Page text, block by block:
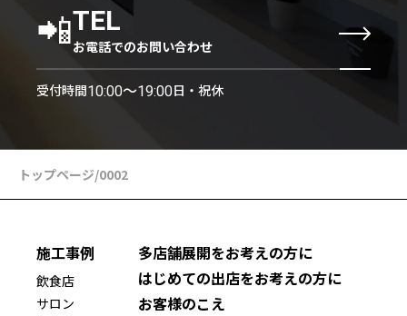
📲TEL
お電話でのお問い合わせ
受付時間10:00〜19:00日・祝休
トップページ/0002
施工事例
飲食店
サロン
多店舗展開をお考えの方に
はじめての出店をお考えの方に
お客様のこえ